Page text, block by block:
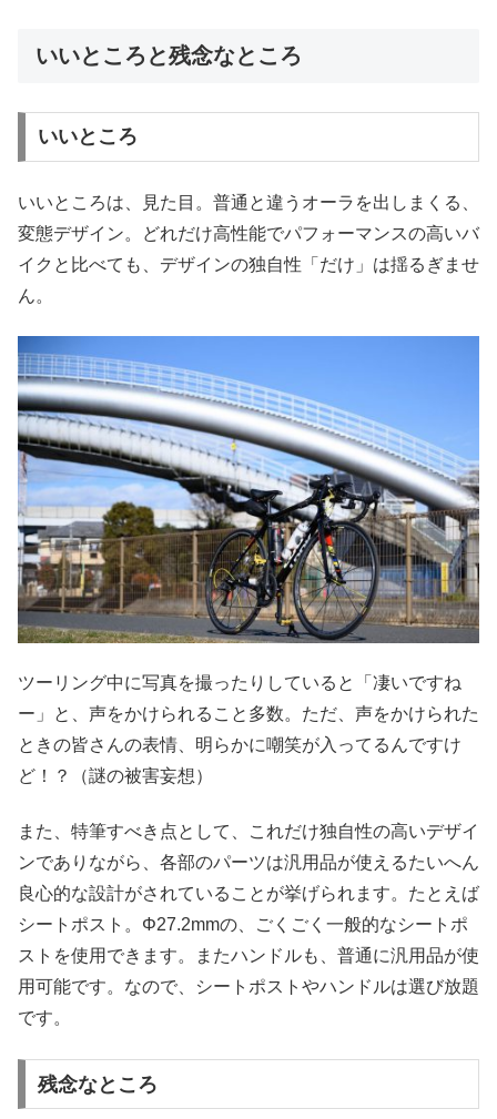
いいところと残念なところ
いいところ
いいところは、見た目。普通と違うオーラを出しまくる、
変態デザイン。どれだけ高性能でパフォーマンスの高いバ
イクと比べても、デザインの独自性「だけ」は揺るぎませ
ん。
ツーリング中に写真を撮ったりしていると「凄いですね
ー」と、声をかけられること多数。ただ、声をかけられた
ときの皆さんの表情、明らかに嘲笑が入ってるんですけ
ど！？（謎の被害妄想）
また、特筆すべき点として、これだけ独自性の高いデザイ
ンでありながら、各部のパーツは汎用品が使えるたいへん
良心的な設計がされていることが挙げられます。たとえば
シートポスト。Φ27.2mmの、ごくごく一般的なシートポ
ストを使用できます。またハンドルも、普通に汎用品が使
用可能です。なので、シートポストやハンドルは選び放題
です。
残念なところ